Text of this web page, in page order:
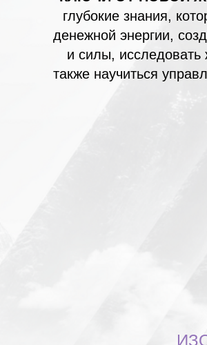
глубокие знания,
денежной энергии,
и силы, исследовать
также научиться